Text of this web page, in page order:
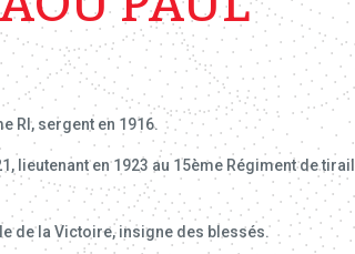
RI, sergent en 1916.
lieutenant en 1923 au 15ème Régiment de
de la Victoire, insigne des blessés.